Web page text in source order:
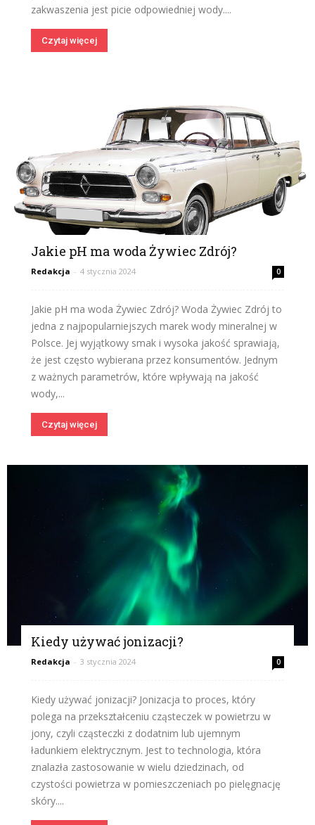
zakwaszenia jest picie odpowiedniej wody....
Czytaj więcej
Jakie pH ma woda Żywiec Zdrój?
Redakcja - 4 stycznia 2024 0
Jakie pH ma woda Żywiec Zdrój? Woda Żywiec Zdrój to
jedna z najpopularniejszych marek wody mineralnej w
Polsce. Jej wyjątkowy smak i wysoka jakość sprawiają,
że jest często wybierana przez konsumentów. Jednym
z ważnych parametrów, które wpływają na jakość
wody,...
Czytaj więcej
Kiedy używać jonizacji?
Redakcja - 3 stycznia 2024 0
Kiedy używać jonizacji? Jonizacja to proces, który
polega na przekształceniu cząsteczek w powietrzu w
jony, czyli cząsteczki z dodatnim lub ujemnym
ładunkiem elektrycznym. Jest to technologia, która
znalazła zastosowanie w wielu dziedzinach, od
czystości powietrza w pomieszczeniach po pielęgnację
skóry....